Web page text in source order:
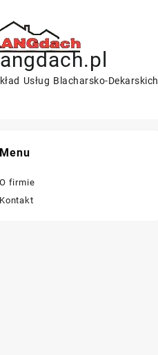
Usług Blacharsko-Dekarskich
Menu
O firmie
Kontakt